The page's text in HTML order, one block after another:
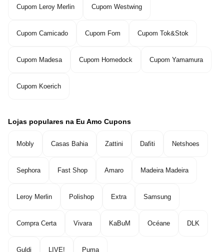
Cupom Leroy Merlin Cupom Westwing
Cupom Camicado Cupom Fom Cupom Tok&Stok
Cupom Madesa Cupom Homedock Cupom Yamamura
Cupom Koerich
Lojas populares na Eu Amo Cupons
Mobly Casas Bahia Zattini Dafiti Netshoes
Sephora Fast Shop Amaro Madeira Madeira
Leroy Merlin Polishop Extra Samsung
Compra Certa Vivara KaBuM Océane DLK
Guldi LIVE! Puma